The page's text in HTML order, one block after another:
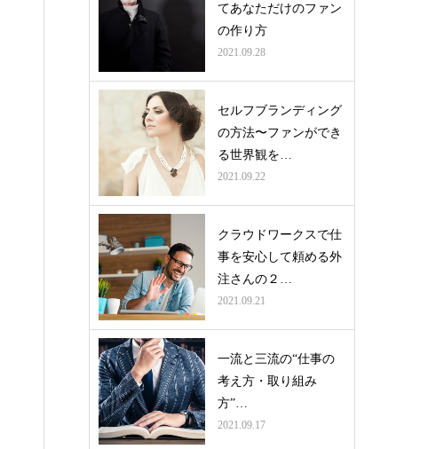
てあなただけのファン
の作り方
2021.09.28
セルフブランディング
の方法〜ファンができ
る世界観を…
2021.09.22
クラウドワークスで仕
事を安心して頼める外
注さんの２…
2021.09.21
一流と三流の“仕事の
考え方・取り組み
方”…
2021.09.17